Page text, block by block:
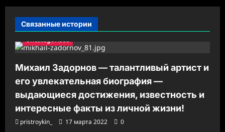
и
и
Связанные истории
Uncategorised
Михаил Задорнов — талантливый артист и
его увлекательная биография —
выдающиеся достижения, известность и
интересные факты из личной жизни!
pristroykin_ 17 марта 2022 0